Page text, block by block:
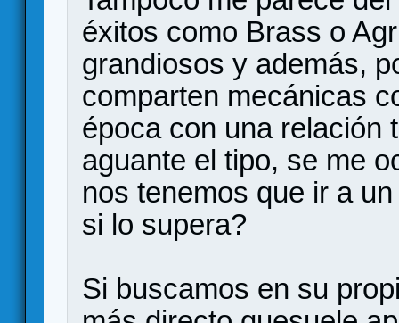
éxitos como Brass o
grandiosos y además,
comparten mecánicas
época con una relación
aguante el tipo, se me
nos tenemos que ir a
si lo supera?
Si buscamos en su